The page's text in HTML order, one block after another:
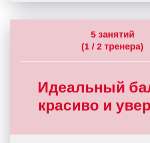
5 занятий
(1 / 2 тренера)
Идеальный
красиво и